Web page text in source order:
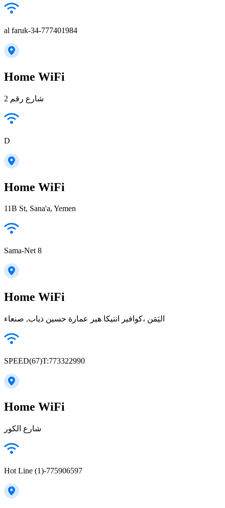
al faruk-34-777401984
Home WiFi
شارع رقم 2
D
Home WiFi
11B St, Sana'a, Yemen
Sama-Net 8
Home WiFi
كوافير انتيكا هير عمارة حسين ذياب, صنعاء‎، اليَمَن
SPEED(67)T:773322990
Home WiFi
شارع الكور
Hot Line (1)-775906597